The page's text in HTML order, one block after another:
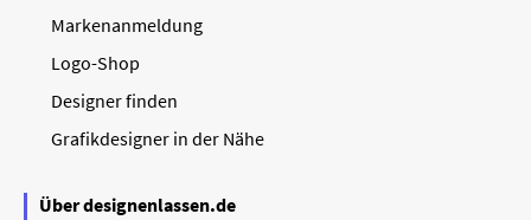
Markenanmeldung
Logo-Shop
Designer finden
Grafikdesigner in der Nähe
Über designenlassen.de